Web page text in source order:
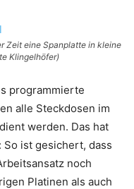
Zeit eine Spanplatte in kleine
Klingelhöfer)
programmierte
alle Steckdosen im
werden. Das hat
ist gesichert, dass
noch
Platinen als auch